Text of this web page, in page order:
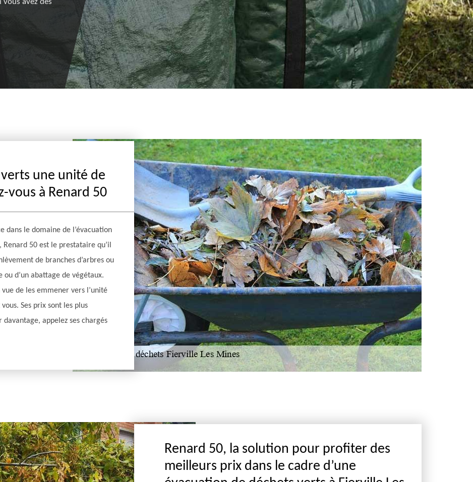
avez des
moins chers du marché. Si vous voulez obtenir des
informations plus détaillées, vous pouvez l’appeler.
profiterez aussi de conditions tarifaires qui sont
vous avez besoin d’informations plus détaillées, vous
l’appeler pendant les heures de bureau.
une unité de
vous à Renard 50
dans le domaine de l’évacuation
50 est le prestataire qu’il
de branches d’arbres ou
d’un abattage de végétaux.
de les emmener vers l’unité
Ses prix sont les plus
appelez ses chargés
Renard 50, la solution pour profiter des
meilleurs prix dans le cadre d’une